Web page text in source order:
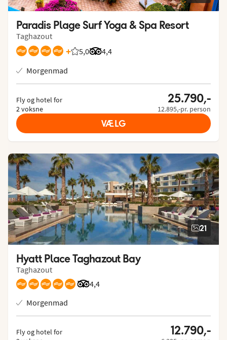
Paradis Plage Surf Yoga & Spa Resort
Taghazout
+ 5,0
Bedømmelse fra Spies gæster: 5/5
4,4
Bedømmelse fra Tripadvisor: 4.4 of 5
Morgenmad
Fly og hotel for
2 voksne
25.790,-
12.895,-pr. person
VÆLG
21
Hyatt Place Taghazout Bay
Taghazout
4,4
Bedømmelse fra Tripadvisor: 4.4 of 5
Morgenmad
Fly og hotel for
12.790,-